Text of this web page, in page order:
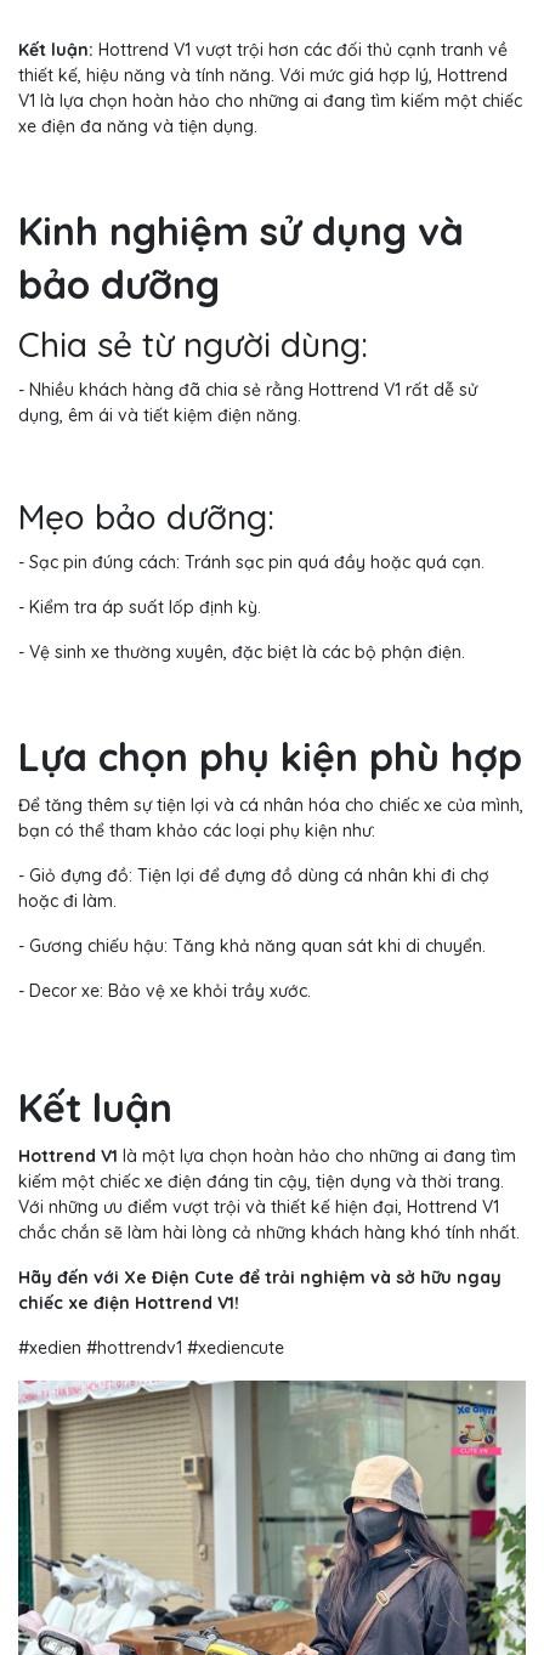
Kết luận: Hottrend V1 vượt trội hơn các đối thủ cạnh tranh về
thiết kế, hiệu năng và tính năng. Với mức giá hợp lý, Hottrend
V1 là lựa chọn hoàn hảo cho những ai đang tìm kiếm một chiếc
xe điện đa năng và tiện dụng.
Kinh nghiệm sử dụng và
bảo dưỡng
Chia sẻ từ người dùng:
- Nhiều khách hàng đã chia sẻ rằng Hottrend V1 rất dễ sử
dụng, êm ái và tiết kiệm điện năng.
Mẹo bảo dưỡng:
- Sạc pin đúng cách: Tránh sạc pin quá đầy hoặc quá cạn.
- Kiểm tra áp suất lốp định kỳ.
- Vệ sinh xe thường xuyên, đặc biệt là các bộ phận điện.
Lựa chọn phụ kiện phù hợp
Để tăng thêm sự tiện lợi và cá nhân hóa cho chiếc xe của mình,
bạn có thể tham khảo các loại phụ kiện như:
- Giỏ đựng đồ: Tiện lợi để đựng đồ dùng cá nhân khi đi chợ
hoặc đi làm.
- Gương chiếu hậu: Tăng khả năng quan sát khi di chuyển.
- Decor xe: Bảo vệ xe khỏi trầy xước.
Kết luận
Hottrend V1 là một lựa chọn hoàn hảo cho những ai đang tìm
kiếm một chiếc xe điện đáng tin cậy, tiện dụng và thời trang.
Với những ưu điểm vượt trội và thiết kế hiện đại, Hottrend V1
chắc chắn sẽ làm hài lòng cả những khách hàng khó tính nhất.
Hãy đến với Xe Điện Cute để trải nghiệm và sở hữu ngay
chiếc xe điện Hottrend V1!
#xedien #hottrendv1 #xediencute